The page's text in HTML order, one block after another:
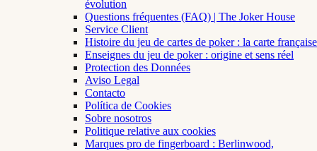
évolution
Questions fréquentes (FAQ) | The Joker House
Service Client
Histoire du jeu de cartes de poker : la carte française
Enseignes du jeu de poker : origine et sens réel
Protection des Données
Aviso Legal
Contacto
Política de Cookies
Sobre nosotros
Politique relative aux cookies
Marques pro de fingerboard : Berlinwood,